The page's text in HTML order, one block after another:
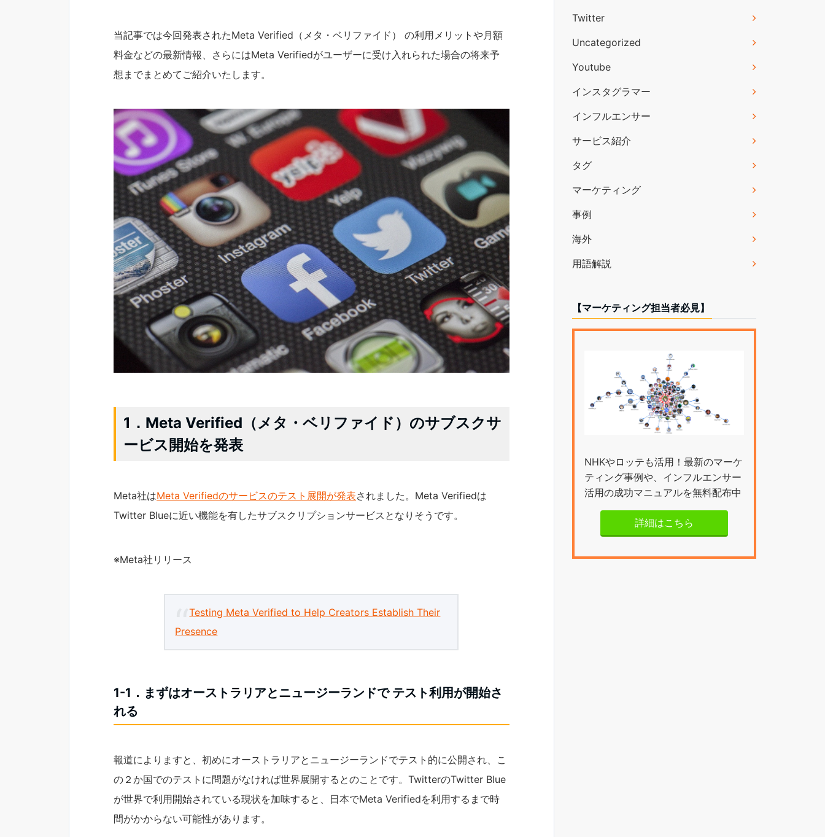
当記事では今回発表されたMeta Verified（メタ・ベリファイド） の利用メリットや月額
料金などの最新情報、さらにはMeta Verifiedがユーザーに受け入れられた場合の将来予
想までまとめてご紹介いたします。
1．Meta Verified（メタ・ベリファイド）のサブスクサ
ービス開始を発表
Meta社はMeta Verifiedのサービスのテスト展開が発表されました。Meta Verifiedは
Twitter Blueに近い機能を有したサブスクリプションサービスとなりそうです。
※Meta社リリース
Testing Meta Verified to Help Creators Establish Their
Presence
1-1．まずはオーストラリアとニュージーランドで テスト利用が開始さ
れる
報道によりますと、初めにオーストラリアとニュージーランドでテスト的に公開され、こ
の２か国でのテストに問題がなければ世界展開するとのことです。TwitterのTwitter Blue
が世界で利用開始されている現状を加味すると、日本でMeta Verifiedを利用するまで時
間がかからない可能性があります。
Twitter
Uncategorized
Youtube
インスタグラマー
インフルエンサー
サービス紹介
タグ
マーケティング
事例
海外
用語解説
【マーケティング担当者必見】
NHKやロッテも活用！最新のマーケ
ティング事例や、インフルエンサー
活用の成功マニュアルを無料配布中
詳細はこちら